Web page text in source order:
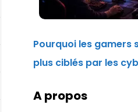
Pourquoi les gamers
plus ciblés par les
A propos